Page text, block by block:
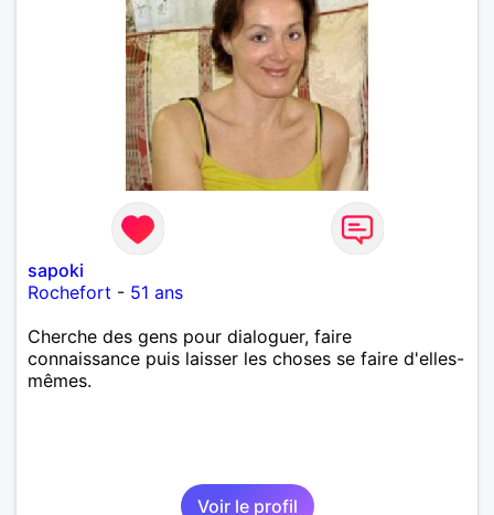
sapoki
Rochefort - 51 ans
Cherche des gens pour dialoguer, faire
connaissance puis laisser les choses se faire d'elles-
mêmes.
Voir le profil